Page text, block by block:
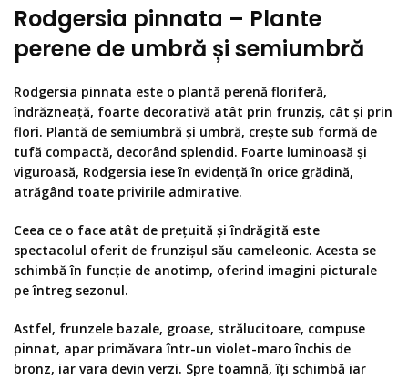
Rodgersia pinnata – Plante
perene de umbră și semiumbră
Rodgersia pinnata este o plantă perenă floriferă,
îndrăzneață, foarte decorativă atât prin frunziș, cât și prin
flori. Plantă de semiumbră și umbră, crește sub formă de
tufă compactă, decorând splendid. Foarte luminoasă și
viguroasă, Rodgersia iese în evidență în orice grădină,
atrăgând toate privirile admirative.
Ceea ce o face atât de prețuită și îndrăgită este
spectacolul oferit de frunzișul său cameleonic. Acesta se
schimbă în funcție de anotimp, oferind imagini picturale
pe întreg sezonul.
Astfel, frunzele bazale, groase, strălucitoare, compuse
pinnat, apar primăvara într-un violet-maro închis de
bronz, iar vara devin verzi. Spre toamnă, îți schimbă iar